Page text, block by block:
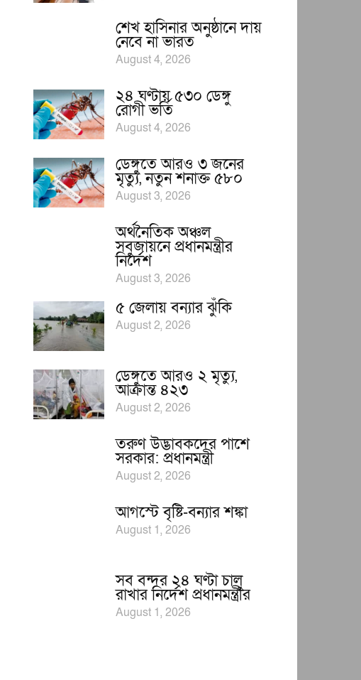
শেখ হাসিনার অনুষ্ঠানে দায়
নেবে না ভারত
August 4, 2026
২৪ ঘণ্টায় ৫৩০ ডেঙ্গু
রোগী ভর্তি
August 4, 2026
ডেঙ্গুতে আরও ৩ জনের
মৃত্যু, নতুন শনাক্ত ৫৮০
August 3, 2026
অর্থনৈতিক অঞ্চল
সবুজায়নে প্রধানমন্ত্রীর
নির্দেশ
August 3, 2026
৫ জেলায় বন্যার ঝুঁকি
August 2, 2026
ডেঙ্গুতে আরও ২ মৃত্যু,
আক্রান্ত ৪২৩
August 2, 2026
তরুণ উদ্ভাবকদের পাশে
সরকার: প্রধানমন্ত্রী
August 2, 2026
আগস্টে বৃষ্টি-বন্যার শঙ্কা
August 1, 2026
সব বন্দর ২৪ ঘণ্টা চালু
রাখার নির্দেশ প্রধানমন্ত্রীর
August 1, 2026